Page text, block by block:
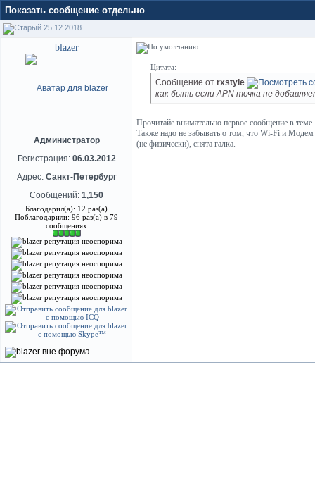
Показать сообщение отдельно
25.12.2018
blazer
Администратор
Регистрация: 06.03.2012
Адрес: Санкт-Петербург
Сообщений: 1,150
Благодарил(а): 12 раз(а)
Поблагодарили: 96 раз(а) в 79
сообщениях
Цитата:
Сообщение от rxstyle
как быть если APN точка не
Прочитайе внимательно первое сообщение в теме.
Также надо не забывать о том, что Wi-Fi и
(не физически), снята галка.